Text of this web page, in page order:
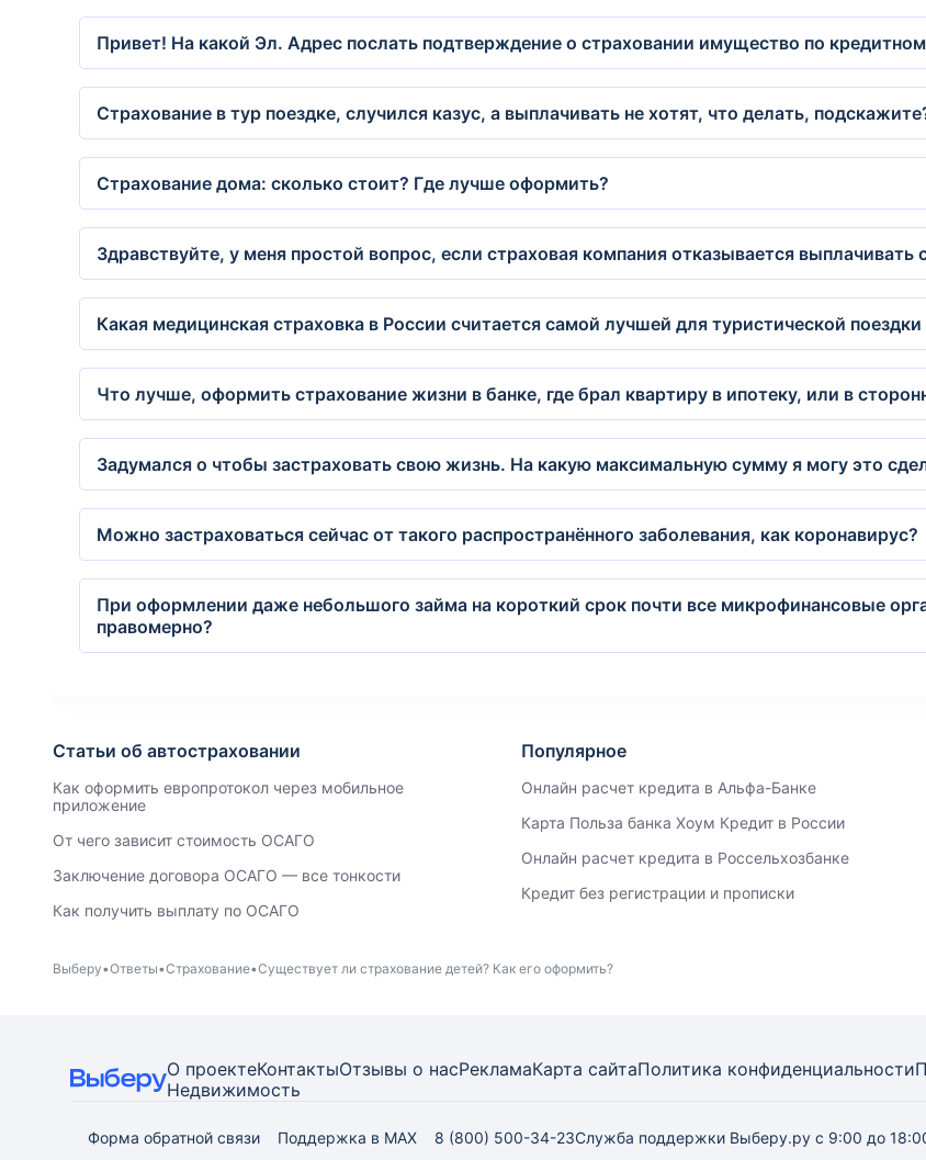
Привет! На какой Эл. Адрес послать подтверждение о страховании имущество по
Страхование в тур поездке, случился казус, а выплачивать не хотят, что делать,
Страхование дома: сколько стоит? Где лучше оформить?
Здравствуйте, у меня простой вопрос, если страховая компания отказывается выплачивать
Какая медицинская страховка в России считается самой лучшей для туристической поездки
Что лучше, оформить страхование жизни в банке, где брал квартиру в ипотеку, или в
Задумался о чтобы застраховать свою жизнь. На какую максимальную сумму я могу это
Можно застраховаться сейчас от такого распространённого заболевания, как коронавирус?
При оформлении даже небольшого займа на короткий срок почти все микрофинансовые
правомерно?
Статьи об автостраховании
Как оформить европротокол через мобильное
приложение
От чего зависит стоимость ОСАГО
Заключение договора ОСАГО — все тонкости
Как получить выплату по ОСАГО
Популярное
Онлайн расчет кредита в Альфа-Банке
Карта Польза банка Хоум Кредит в России
Онлайн расчет кредита в Россельхозбанке
Кредит без регистрации и прописки
Выберу Ответы Страхование Существует ли страхование детей? Как его оформить?
О проектеКонтактыОтзывы о насРекламаКарта сайтаПолитика конфиденциальности
Недвижимость
Форма обратной связи Поддержка в MAX 8 (800) 500-34-23Служба поддержки Выберу.ру с 9:00 до